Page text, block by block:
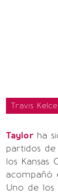
Travis
Taylor ha
partidos
los Kansas
acompañó
Uno de